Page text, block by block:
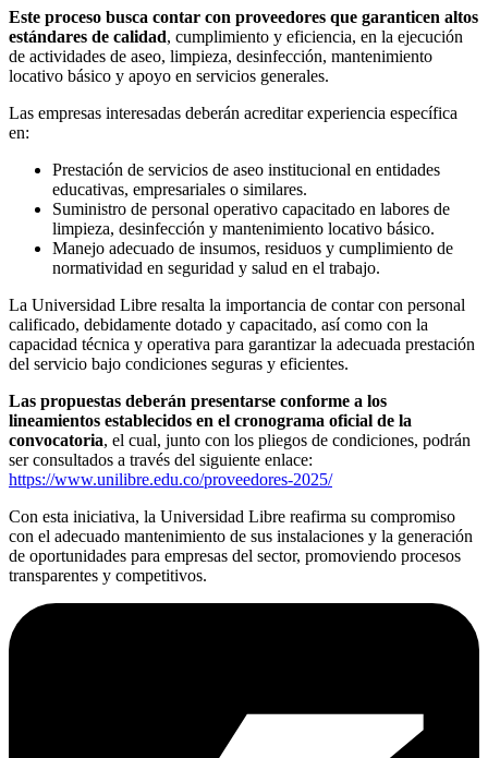
Este proceso busca contar con proveedores que garanticen altos
estándares de calidad, cumplimiento y eficiencia, en la ejecución
de actividades de aseo, limpieza, desinfección, mantenimiento
locativo básico y apoyo en servicios generales.
Las empresas interesadas deberán acreditar experiencia específica
en:
Prestación de servicios de aseo institucional en entidades
educativas, empresariales o similares.
Suministro de personal operativo capacitado en labores de
limpieza, desinfección y mantenimiento locativo básico.
Manejo adecuado de insumos, residuos y cumplimiento de
normatividad en seguridad y salud en el trabajo.
La Universidad Libre resalta la importancia de contar con personal
calificado, debidamente dotado y capacitado, así como con la
capacidad técnica y operativa para garantizar la adecuada prestación
del servicio bajo condiciones seguras y eficientes.
Las propuestas deberán presentarse conforme a los
lineamientos establecidos en el cronograma oficial de la
convocatoria, el cual, junto con los pliegos de condiciones, podrán
ser consultados a través del siguiente enlace:
https://www.unilibre.edu.co/proveedores-2025/
Con esta iniciativa, la Universidad Libre reafirma su compromiso
con el adecuado mantenimiento de sus instalaciones y la generación
de oportunidades para empresas del sector, promoviendo procesos
transparentes y competitivos.